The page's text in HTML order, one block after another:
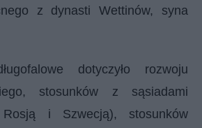
z dynasti Wettinów, syna
dotyczyło rozwoju
stosunków z sąsiadami
i Szwecją), stosunków